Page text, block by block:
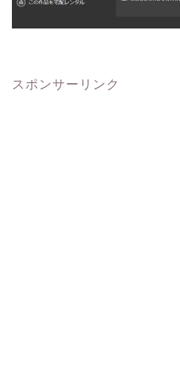
スポンサーリンク